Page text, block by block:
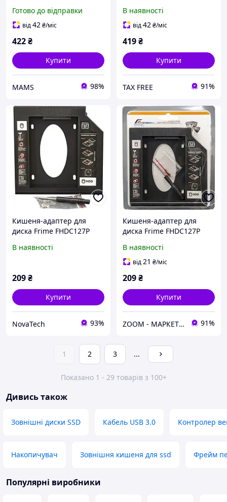
(FHE10.25U31) x
Готово до відправки
від42₴/міс
422₴
Купити
MAMS 98%
HDD/SSD 2.5, USB 3.0,
Metal
В наявності
від42₴/міс
419₴
Купити
TAX FREE 91%
Кишеня-адаптер для
диска Frime FHDC127P
привода ноутбука
В наявності
209₴
Купити
NovaTech 93%
Кишеня-адаптер для
диска Frime FHDC127P
привода ноутбука
SATA/mSATA 12.7 mm
В наявності
від21 ₴/міс
209₴
Купити
ZOOM - МАРКЕТ ЦИФРОВОЇ ТЕХНІКИ 91%
1 2 3 ...
Показано 1 - 29 товарів з 100+
Дивись також
Зовнішні диски SSD Кабель USB 3.0 Контролер
Накопичувач Зовнішня кишеня для ssd Фрейм
Популярні виробники